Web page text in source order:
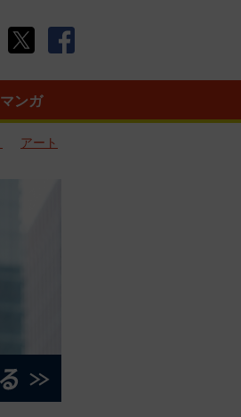
マンガ
アート